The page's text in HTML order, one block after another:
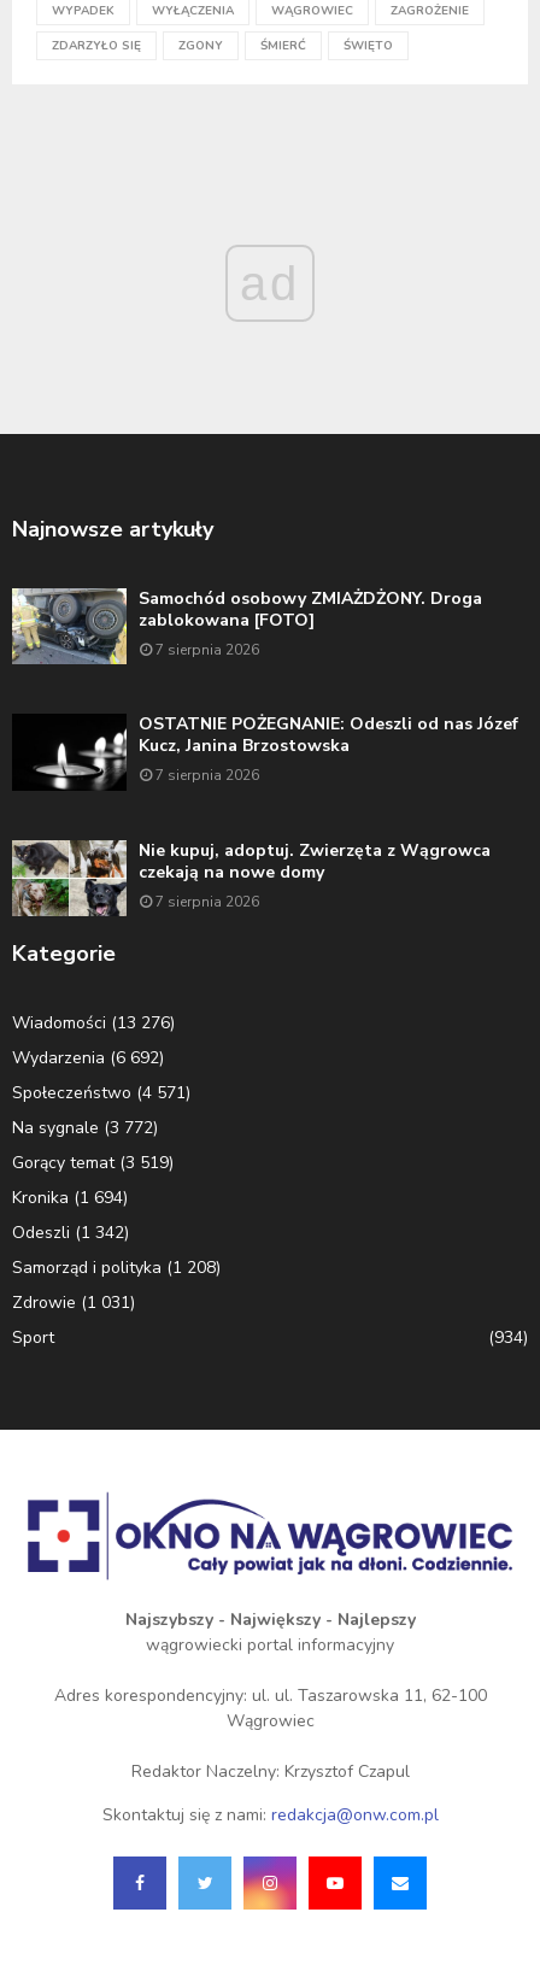
WYPADEK WYŁĄCZENIA WĄGROWIEC ZAGROŻENIE
ZDARZYŁO SIĘ ZGONY ŚMIERĆ ŚWIĘTO
ad
Najnowsze artykuły
Samochód osobowy ZMIAŻDŻONY. Droga
zablokowana [FOTO]
7 sierpnia 2026
OSTATNIE POŻEGNANIE: Odeszli od nas Józef
Kucz, Janina Brzostowska
7 sierpnia 2026
Nie kupuj, adoptuj. Zwierzęta z Wągrowca
czekają na nowe domy
7 sierpnia 2026
Kategorie
Wiadomości (13 276)
Wydarzenia (6 692)
Społeczeństwo (4 571)
Na sygnale (3 772)
Gorący temat(3 519)
Kronika (1 694)
Odeszli (1 342)
Samorząd i polityka (1 208)
Zdrowie (1 031)
Sport
(934)
Najszybszy - Największy - Najlepszy
wągrowiecki portal informacyjny
Adres korespondencyjny: ul. ul. Taszarowska 11, 62-100
Wągrowiec
Redaktor Naczelny: Krzysztof Czapul
Skontaktuj się z nami: redakcja@onw.com.pl